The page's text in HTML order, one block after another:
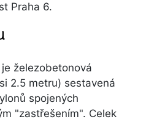
Praha 6.
železobetonová
2.5 metru) sestavená
spojených
"zastřešením". Celek